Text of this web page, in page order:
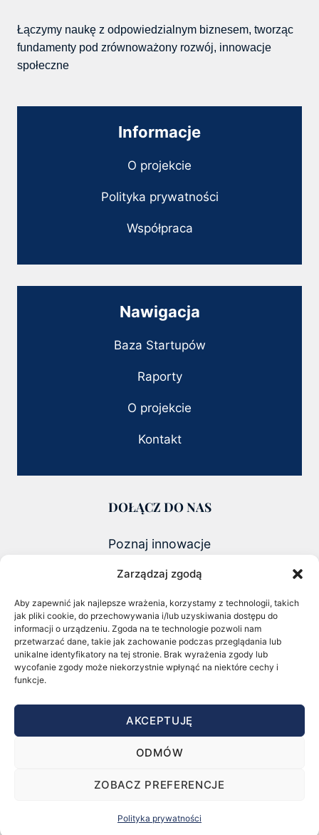
Zarządzaj zgodą
Aby zapewnić jak najlepsze wrażenia, korzystamy z technologii, takich
jak pliki cookie, do przechowywania i/lub uzyskiwania dostępu do
informacji o urządzeniu. Zgoda na te technologie pozwoli nam
przetwarzać dane, takie jak zachowanie podczas przeglądania lub
unikalne identyfikatory na tej stronie. Brak wyrażenia zgody lub
wycofanie zgody może niekorzystnie wpłynąć na niektóre cechy i
funkcje.
AKCEPTUJĘ
ODMÓW
ZOBACZ PREFERENCJE
Polityka prywatności
Łączymy naukę z odpowiedzialnym biznesem, tworząc
fundamenty pod zrównoważony rozwój, innowacje
społeczne
Informacje
O projekcie
Polityka prywatności
Współpraca
Nawigacja
Baza Startupów
Raporty
O projekcie
Kontakt
DOŁĄCZ DO NAS
Poznaj innowacje
ZOBACZ NAJNOWSZY RAPORT 2026
CHECK OUT OUR LATEST 2026
REPORT
Startupy Pozytywnego Wpływu © 2026